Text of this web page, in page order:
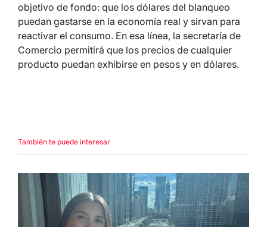
objetivo de fondo: que los dólares del blanqueo
puedan gastarse en la economía real y sirvan para
reactivar el consumo. En esa línea, la secretaría de
Comercio permitirá que los precios de cualquier
producto puedan exhibirse en pesos y en dólares.
También te puede interesar